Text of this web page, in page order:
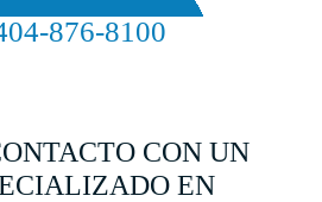
876-8100
CON UN
EN